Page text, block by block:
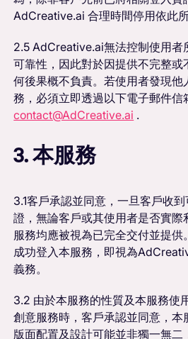
AdCreative.ai 合理時間停用依此所
2.5 AdCreative.ai無法控制使用者
可靠性，因此對於因提供不完整
何後果概不負責。若使用者發現他
務，必須立即透過以下電子郵件
contact@AdCreative.ai .
3. 本服務
3.1客戶承認並同意，一旦客戶收
證，無論客戶或其使用者是否實
服務均應被視為已完全交付並提供
成功登入本服務，即視為
義務。
3.2 由於本服務的性質及本服務使
創意服務時，客戶承認並同意，
版面配置及設計可能並非獨一無二